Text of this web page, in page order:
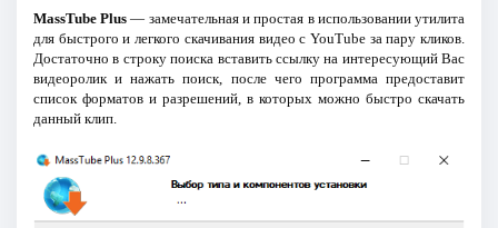
MassTube Plus — замечательная и простая в использовании утилита
для быстрого и легкого скачивания видео с YouTube за пару кликов.
Достаточно в строку поиска вставить ссылку на интересующий Вас
видеоролик и нажать поиск, после чего программа предоставит
список форматов и разрешений, в которых можно быстро скачать
данный клип.